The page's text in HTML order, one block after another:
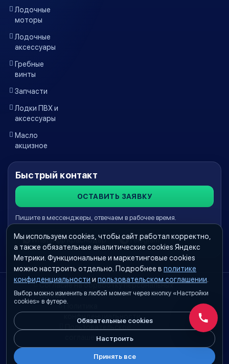
Лодочные
моторы
Лодочные
аксессуары
Гребные
винты
Запчасти
Лодки ПВХ и
аксессуары
Масло
акцизное
Быстрый контакт
ОСТАВИТЬ ЗАЯВКУ
Пишите в мессенджеры, отвечаем в рабочее время.
WhatsApp Краснодар Telegram
Согласие на обработку персональных
данных
Политика
конфиденциальности
соглашение
Настройки cookies
Мы используем cookies, чтобы сайт работал корректно,
а также обязательные аналитические cookies Яндекс
Метрики. Функциональные и маркетинговые cookies
можно настроить отдельно. Подробнее в политике
конфиденциальности и пользовательском соглашении
Выбор можно изменить в любой момент через кнопку «Настройки
cookies» в футере.
Обязательные cookies
Настроить
Принять все